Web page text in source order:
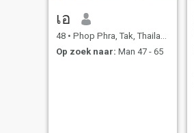
เอ
48 • Phop Phra, Tak, Thailand
Op zoek naar: Man 47 - 65